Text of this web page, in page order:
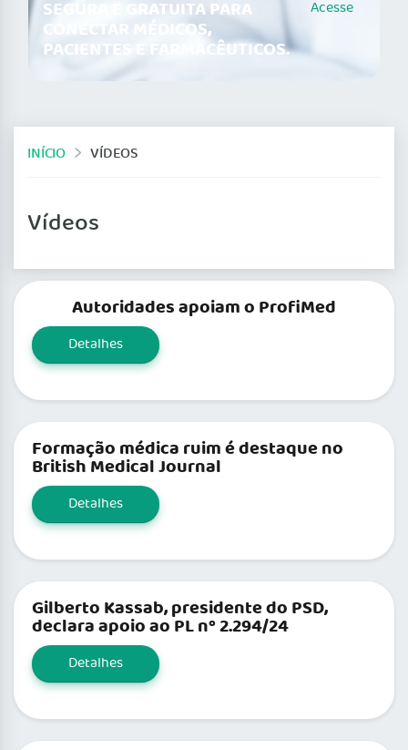
SEGURA E GRATUITA PARA
CONECTAR MÉDICOS,
PACIENTES E FARMACÊUTICOS.
Acesse
INÍCIO VÍDEOS
Vídeos
Autoridades apoiam o ProfiMed
Detalhes
Formação médica ruim é destaque no
British Medical Journal
Detalhes
Gilberto Kassab, presidente do PSD,
declara apoio ao PL nº 2.294/24
Detalhes